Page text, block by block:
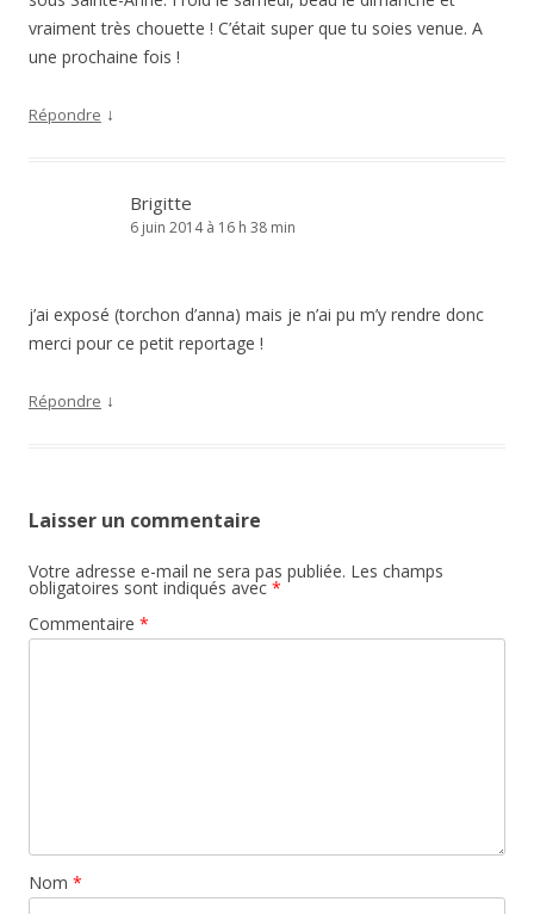
vraiment très chouette ! C’était super que tu soies venue. A
une prochaine fois !
Répondre ↓
Brigitte
6 juin 2014 à 16 h 38 min
j’ai exposé (torchon d’anna) mais je n’ai pu m’y rendre donc
merci pour ce petit reportage !
Répondre ↓
Laisser un commentaire
Votre adresse e-mail ne sera pas publiée. Les champs
obligatoires sont indiqués avec *
Commentaire *
Nom *